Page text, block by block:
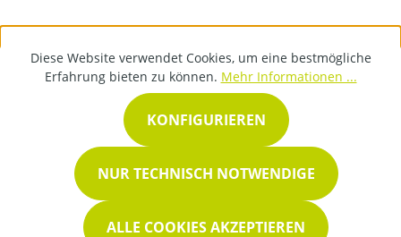
Diese Website verwendet Cookies, um eine bestmögliche
Erfahrung bieten zu können. Mehr Informationen ...
NUR TECHNISCH NOTWENDIGE
KONFIGURIEREN
ALLE COOKIES AKZEPTIEREN